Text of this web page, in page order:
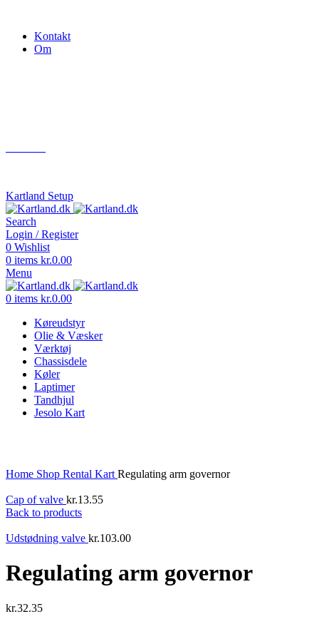
Kontakt
Om
Kartland Setup
Search
Login / Register
0 Wishlist
0 items kr.0.00
Menu
0 items kr.0.00
Køreudstyr
Olie & Væsker
Værktøj
Chassisdele
Køler
Laptimer
Tandhjul
Jesolo Kart
Home Shop Rental Kart Regulating arm governor
Cap of valve kr.13.55
Back to products
Udstødning valve kr.103.00
Regulating arm governor
kr.32.35